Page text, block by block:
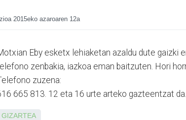
2015eko azaroaren 12a
Eby esketx lehiaketan azaldu dute gaizki
zenbakia, iazkoa eman bai­tzuten. Hori
zuzena:
665 813. 12 eta 16 urte arteko gazteentzat da.
GIZARTEA